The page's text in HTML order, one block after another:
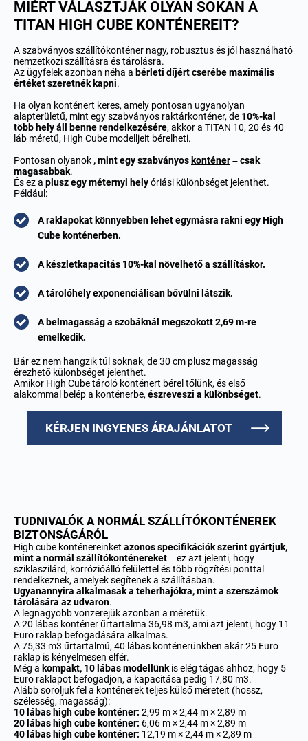
MIÉRT VÁLASZTJÁK OLYAN SOKAN A
TITAN HIGH CUBE KONTÉNEREIT?
Aszabványos szállítókonténer nagy, robusztus és jól használható
nemzetközi szállításra és tárolásra.
Az ügyfelek azonban néha a bérleti díjért cserébe maximális
értéket szeretnék kapni.
Ha olyan konténert keres, amely pontosan ugyanolyan
alapterületű, mint egy szabványos raktárkonténer, de 10%-kal
több hely áll benne rendelkezésére, akkor a TITAN 10, 20 és 40
láb méretű, High Cube modelljeit bérelheti.
Pontosan olyanok , mint egy szabványos konténer– csak
magasabbak.
És ez a plusz egy méternyi helyóriási különbséget jelenthet.
Például:
A raklapokat könnyebben lehet egymásra rakni egy High
Cube konténerben.
A készletkapacitás 10%-kal növelhető a szállításkor.
A tárolóhely exponenciálisan bővülni látszik.
A belmagasság a szobáknál megszokott 2,69 m-re
emelkedik.
Bár ez nem hangzik túl soknak, de 30 cm plusz magasság
érezhető különbséget jelenthet.
Amikor High Cube tároló konténert bérel tőlünk, és első
alakommal belép a konténerbe, észreveszi a különbséget.
KÉRJEN INGYENES ÁRAJÁNLATOT
TUDNIVALÓK A NORMÁL SZÁLLÍTÓKONTÉNEREK
BIZTONSÁGÁRÓL
High cube konténereinket azonos specifikációk szerint gyártjuk,
mint a normál szállítókonténereket– ez azt jelenti, hogy
sziklaszilárd, korrózióálló felülettel és több rögzítési ponttal
rendelkeznek, amelyek segítenek a szállításban.
Ugyanannyira alkalmasak a teherhajókra, mint a szerszámok
tárolására az udvaron.
A legnagyobb vonzerejük azonban a méretük.
A 20 lábas konténer űrtartalma 36,98 m3, ami azt jelenti, hogy 11
Euro raklap befogadására alkalmas.
A 75,33 m3 űrtartalmú, 40 lábas konténerünkben akár 25 Euro
raklap is kényelmesen elfér.
Még a kompakt, 10 lábas modellünk is elég tágas ahhoz, hogy 5
Euro raklapot befogadjon, a kapacitása pedig 17,80 m3.
Alább soroljuk fel a konténerek teljes külső méreteit (hossz,
szélesség, magasság):
10 lábas high cube konténer: 2,99 m × 2,44 m × 2,89 m
20 lábas high cube konténer: 6,06 m × 2,44 m × 2,89 m
40 lábas high cube konténer: 12,19 m × 2,44 m × 2,89 m